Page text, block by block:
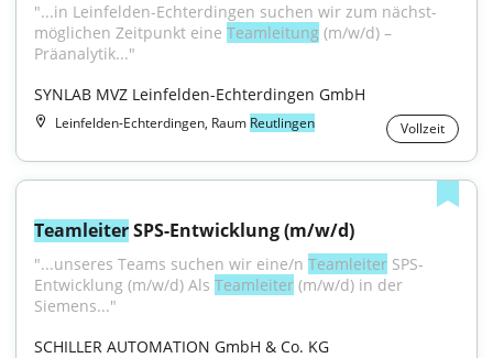
"...in Leinfelden-Echterdingen suchen wir zum nächst­
möglichen Zeitpunkt eine Teamleitung (m/w/d) –
Präanalytik..."
SYNLAB MVZ Leinfelden-Echterdingen GmbH
Leinfelden-Echterdingen, Raum Reutlingen Vollzeit
Teamleiter SPS-Entwicklung (m/w/d)
"...unseres Teams suchen wir eine/n Teamleiter SPS-
Entwicklung (m/w/d) Als Teamleiter (m/w/d) in der
Siemens..."
SCHILLER AUTOMATION GmbH & Co. KG